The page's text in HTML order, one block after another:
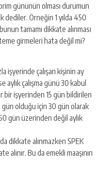
gününün olması durumun
dediler. Örneğin 1 yılda 450
tamamı dikkate alınması
girmeleri hata değil mi?
işyerinde çalışan kişinin ay
aylık çalışma günü 30 kabul
işyerinden 15 gün bildirilen
gün olduğu için 30 gün olarak
gün üzerinden değil aylık
dikkate alınmazken SPEK
alınır. Bu da emekli maaşının